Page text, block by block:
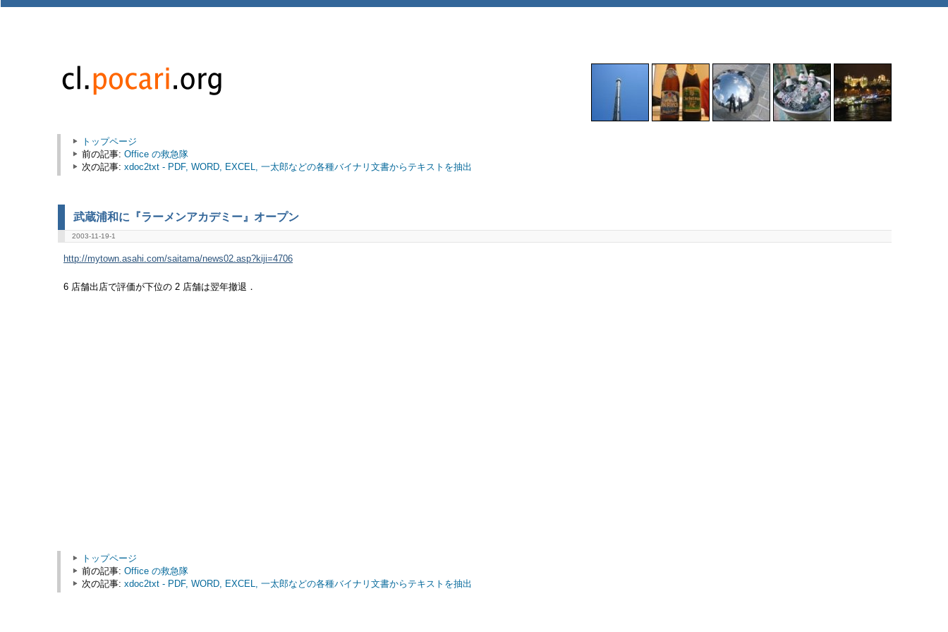
トップページ
前の記事: Office の救急隊
次の記事: xdoc2txt - PDF, WORD, EXCEL, 一太郎などの各種バイナリ文書からテキストを抽出
武蔵浦和に『ラーメンアカデミー』オープン
2003-11-19-1
http://mytown.asahi.com/saitama/news02.asp?kiji=4706
6 店舗出店で評価が下位の 2 店舗は翌年撤退．
トップページ
前の記事: Office の救急隊
次の記事: xdoc2txt - PDF, WORD, EXCEL, 一太郎などの各種バイナリ文書からテキストを抽出